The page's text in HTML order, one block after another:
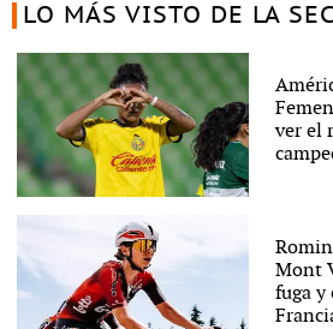
LO MÁS VISTO DE LA
ver el
Mont
fuga y